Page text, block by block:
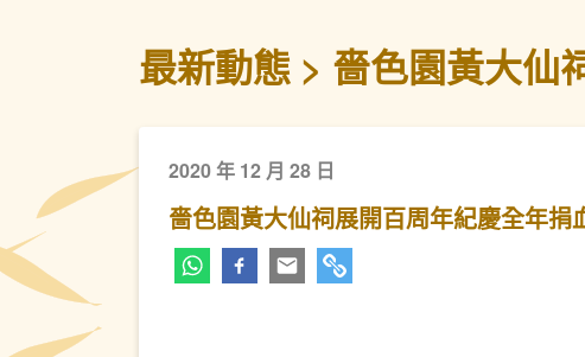
最新動態 嗇色園黃大仙
2020 年 12 月 28 日
嗇色園黃大仙祠展開百周年紀慶全年捐